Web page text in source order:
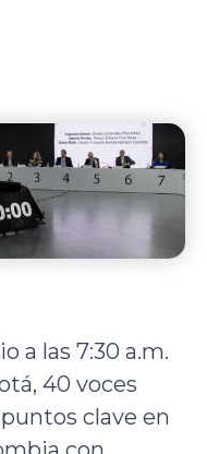
a las 7:30 a.m.
40 voces
clave en